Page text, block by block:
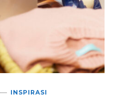
INSPIRASI